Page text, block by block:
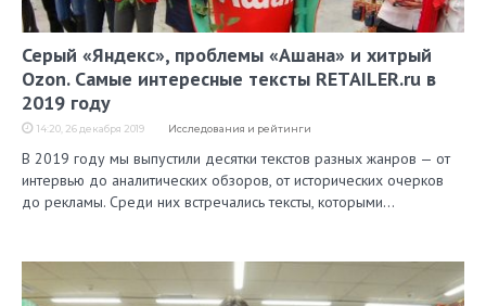
Серый «Яндекс», проблемы «Ашана» и хитрый
Ozon. Самые интересные тексты RETAILER.ru в
2019 году
14:20, 26 декабря 2019 Исследования и рейтинги
В 2019 году мы выпустили десятки текстов разных жанров — от
интервью до аналитических обзоров, от исторических очерков
до рекламы. Среди них встречались тексты, которыми…